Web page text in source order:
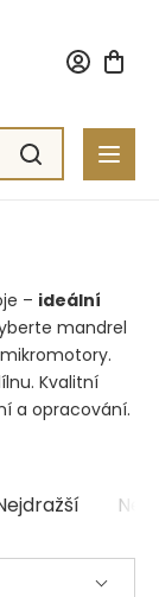
– ideální
mandrel
Kvalitní
a opracování.